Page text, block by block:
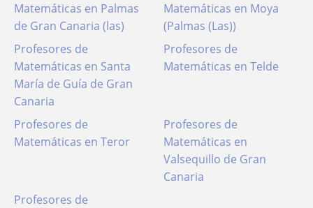
Matemáticas en Palmas
de Gran Canaria (las)
Matemáticas en Moya
(Palmas (Las))
Profesores de
Matemáticas en Santa
María de Guía de Gran
Canaria
Profesores de
Matemáticas en Telde
Profesores de
Matemáticas en Teror
Profesores de
Matemáticas en
Valsequillo de Gran
Canaria
Profesores de